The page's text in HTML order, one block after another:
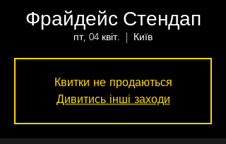
Фрайдейс Стендап
пт, 04 квіт.
  |
Київ
Квитки не продаються
Дивитись інші заходи